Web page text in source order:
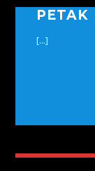
PETAK
[...]